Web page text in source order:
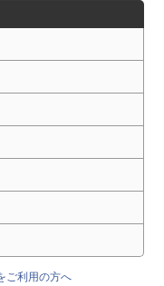
ご利用の方へ